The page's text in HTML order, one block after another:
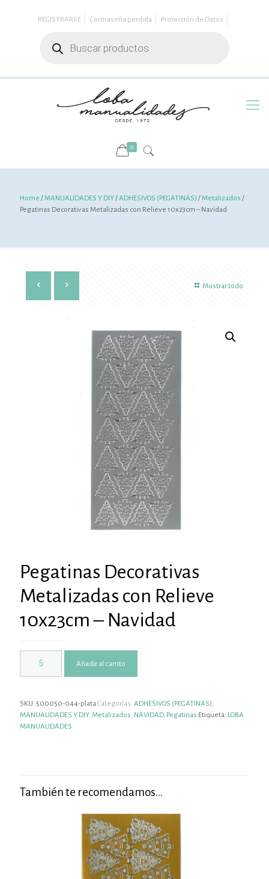
REGISTRARSE Contraseña perdida
Protección de Datos
productos
0
Home /MANUALIDADES Y DIY/ADHESIVOS (PEGATINAS) /Metalizados /
Pegatinas Decorativas Metalizadas con Relieve 10x23cm – Navidad
Mostrar todo
Pegatinas Decorativas
Metalizadas con Relieve
10x23cm – Navidad
Añadir al carrito
SKU: 500050-044-plataCategorías: ADHESIVOS (PEGATINAS),
MANUALIDADES Y DIY, Metalizados, NAVIDAD, Pegatinas Etiqueta: LOBA
MANUALIDADES
También te recomendamos…